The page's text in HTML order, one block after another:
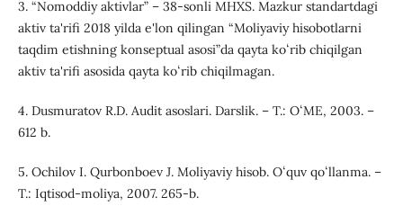
3. “Nomoddiy aktivlar” – 38-sonli MHXS. Mazkur standartdagi
aktiv ta'rifi 2018 yilda e'lon qilingan “Moliyaviy hisobotlarni
taqdim etishning konseptual asosi”da qayta koʻrib chiqilgan
aktiv ta'rifi asosida qayta koʻrib chiqilmagan.
4. Dusmuratov R.D. Audit asoslari. Darslik. – T.: OʻME, 2003. –
612 b.
5. Ochilov I. Qurbonboev J. Moliyaviy hisob. Oʻquv qoʻllanma. –
T.: Iqtisod-moliya, 2007. 265-b.